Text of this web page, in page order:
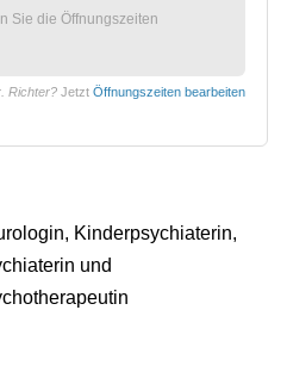
Sie die Öffnungszeiten
Richter? Jetzt Öffnungszeiten bearbeiten
Kinderpsychiaterin,
und